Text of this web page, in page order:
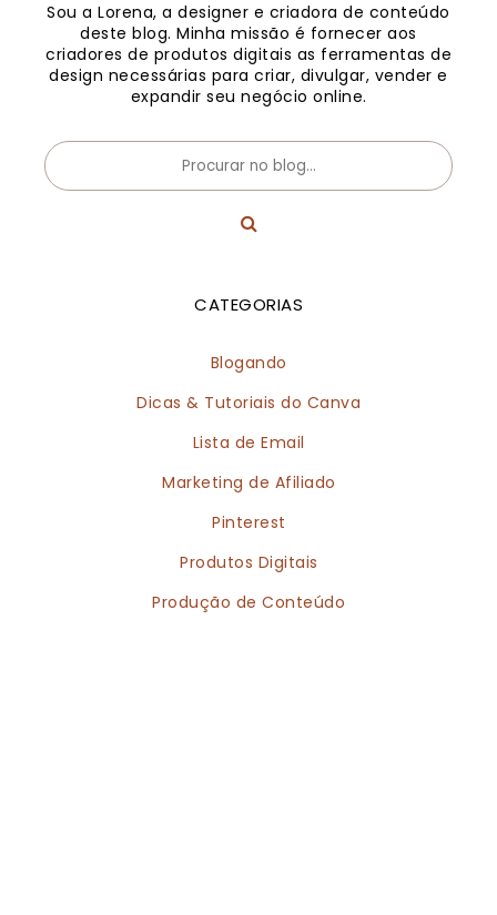
Sou a Lorena, a designer e criadora de conteúdo
deste blog. Minha missão é fornecer aos
criadores de produtos digitais as ferramentas de
design necessárias para criar, divulgar, vender e
expandir seu negócio online.
CATEGORIAS
Blogando
Dicas & Tutoriais do Canva
Lista de Email
Marketing de Afiliado
Pinterest
Produtos Digitais
Produção de Conteúdo